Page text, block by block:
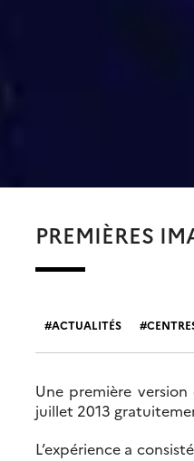
PREMIÈRES
ACTUALITÉS
Une première
juillet 2013
L’expérience a